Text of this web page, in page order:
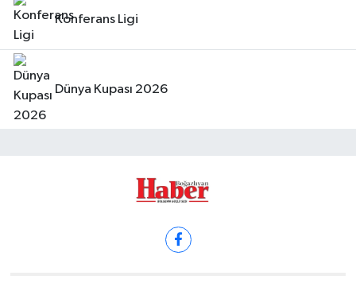
Konferans Ligi
Dünya Kupası 2026